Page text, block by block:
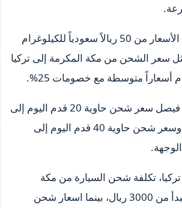
للشحن الجوي، تبدأ الأسعار من 50 ريالاً سعودياً للكيلوغرام
سعر الشحن من مكة المكرمة إلى تركيا
أما الشحن البحري، فيصل سعر شحن حاوية 20 قدم اليوم إلى
حوالي 5000 ريال، وسعر شحن حاوية 40 قدم اليوم إلى
تكلفة شحن السيارة من مكة
المكرمة إلى تركيا تبدأ من 3000 ريال، بينما اسعار شحن